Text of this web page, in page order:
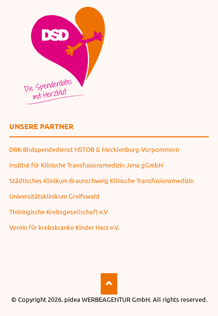
UNSERE PARTNER
DRK-Blutspendedienst NSTOB & Mecklenburg-Vorpommern
Institut für Klinische Transfusionsmedizin Jena gGmbH
Städtisches Klinikum Braunschweig Klinische Transfusionsmedizin
Universitätsklinikum Greifswald
Thüringische Krebsgesellschaft e.V
Verein für krebskranke Kinder Harz e.V.
© Copyright 2026. pidea WERBEAGENTUR GmbH. All rights reserved.